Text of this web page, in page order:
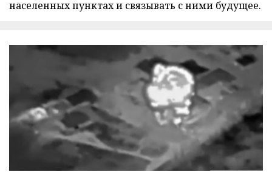
населенных пунктах и связывать с ними будущее.